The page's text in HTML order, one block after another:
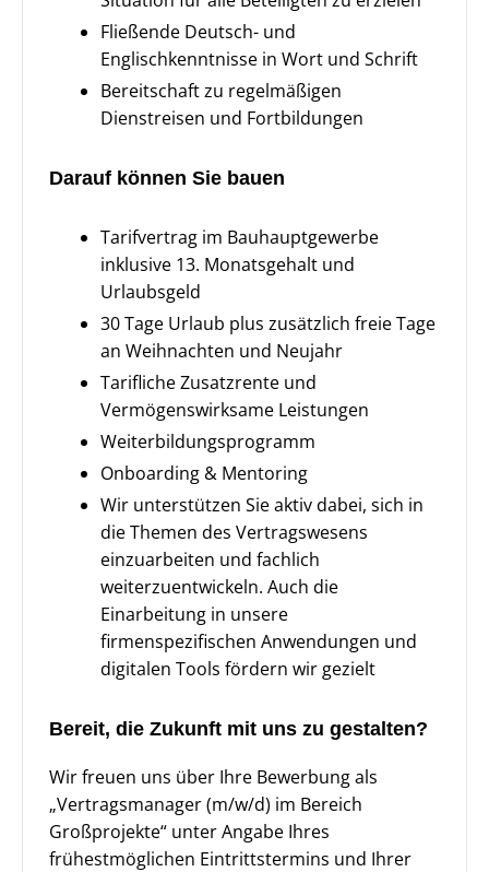
Fließende Deutsch- und
Englischkenntnisse in Wort und Schrift
Bereitschaft zu regelmäßigen
Dienstreisen und Fortbildungen
Darauf können Sie bauen
Tarifvertrag im Bauhauptgewerbe
inklusive 13. Monatsgehalt und
Urlaubsgeld
30 Tage Urlaub plus zusätzlich freie Tage
an Weihnachten und Neujahr
Tarifliche Zusatzrente und
Vermögenswirksame Leistungen
Weiterbildungsprogramm
Onboarding & Mentoring
Wir unterstützen Sie aktiv dabei, sich in
die Themen des Vertragswesens
einzuarbeiten und fachlich
weiterzuentwickeln. Auch die
Einarbeitung in unsere
firmenspezifischen Anwendungen und
digitalen Tools fördern wir gezielt
Bereit, die Zukunft mit uns zu gestalten?
Wir freuen uns über Ihre Bewerbung als
„Vertragsmanager (m/w/d) im Bereich
Großprojekte“ unter Angabe Ihres
frühestmöglichen Eintrittstermins und Ihrer